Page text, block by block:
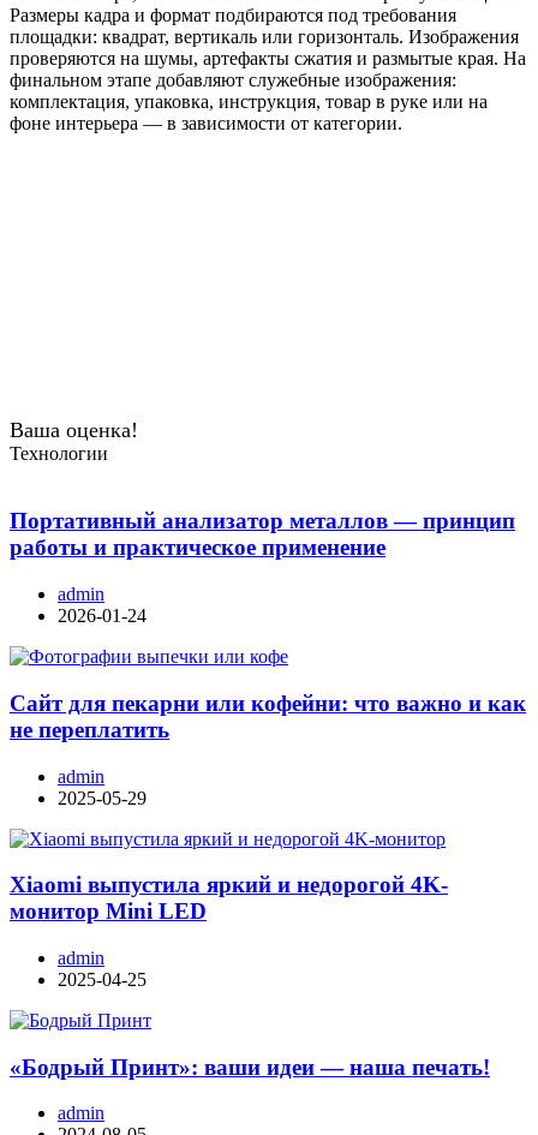
Размеры кадра и формат подбираются под требования
площадки: квадрат, вертикаль или горизонталь. Изображения
проверяются на шумы, артефакты сжатия и размытые края. На
финальном этапе добавляют служебные изображения:
комплектация, упаковка, инструкция, товар в руке или на
фоне интерьера — в зависимости от категории.
Ваша оценка!
Технологии
Портативный анализатор металлов — принцип
работы и практическое применение
admin
2026-01-24
Сайт для пекарни или кофейни: что важно и как
не переплатить
admin
2025-05-29
Xiaomi выпустила яркий и недорогой 4K-
монитор Mini LED
admin
2025-04-25
«Бодрый Принт»: ваши идеи — наша печать!
admin